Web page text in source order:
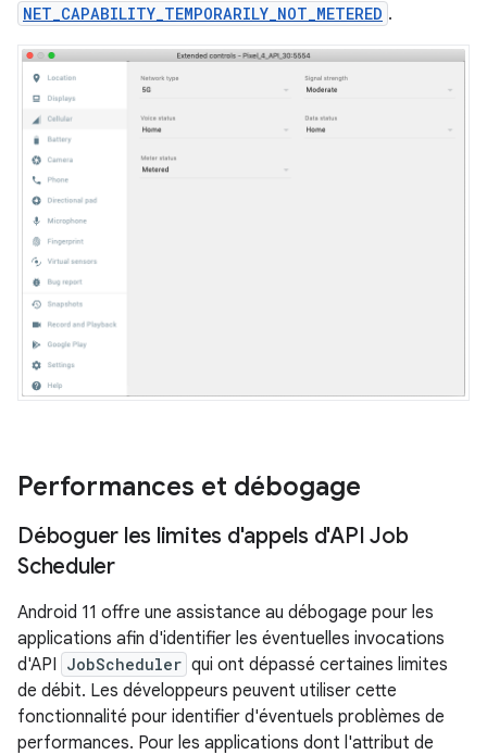
NET_CAPABILITY_TEMPORARILY_NOT_METERED .
Performances et débogage
Déboguer les limites d'appels d'API Job
Scheduler
Android 11 offre une assistance au débogage pour les
applications afin d'identifier les éventuelles invocations
d'API JobScheduler qui ont dépassé certaines limites
de débit. Les développeurs peuvent utiliser cette
fonctionnalité pour identifier d'éventuels problèmes de
performances. Pour les applications dont l'attribut de